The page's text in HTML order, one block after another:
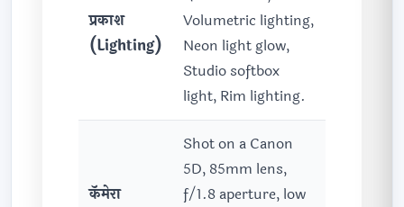
प्रकाश
(Lighting)
Volumetric lighting,
Neon light glow,
Studio softbox
light, Rim lighting.
कॅमेरा
Shot on a Canon
5D, 85mm lens,
f/1.8 aperture, low